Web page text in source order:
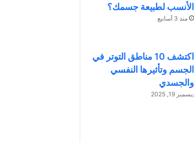
الأنسب لطبيعة جسمك؟
منذ 3 أسابيع
اكتشف 10 مناطق التوتر في
الجسم وتأثيرها النفسي
والجسدي
19, 2025